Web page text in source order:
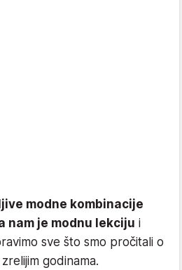
modne kombinacije
nam je modnu lekciju i
sve što smo pročitali o
godinama.